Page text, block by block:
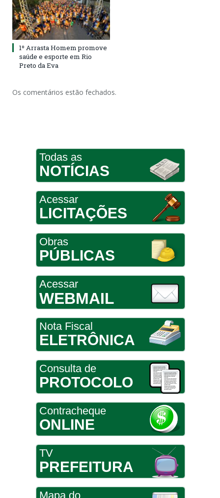
1º Arrasta Homem promove
saúde e esporte em Rio
Preto da Eva
Os comentários estão fechados.
Todas as
NOTÍCIAS
Acessar
LICITAÇÕES
Obras
PÚBLICAS
Acessar
WEBMAIL
Nota Fiscal
ELETRÔNICA
Consulta de
PROTOCOLO
Contracheque
ONLINE
TV
PREFEITURA
Mapa do